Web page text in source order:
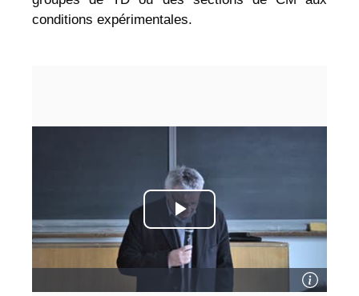
conditions expérimentales.